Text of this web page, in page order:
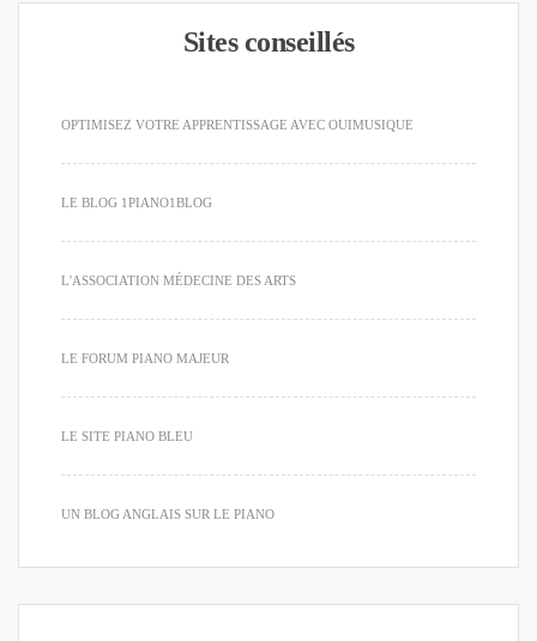
Sites conseillés
OPTIMISEZ VOTRE APPRENTISSAGE AVEC OUIMUSIQUE
LE BLOG 1PIANO1BLOG
L'ASSOCIATION MÉDECINE DES ARTS
LE FORUM PIANO MAJEUR
LE SITE PIANO BLEU
UN BLOG ANGLAIS SUR LE PIANO